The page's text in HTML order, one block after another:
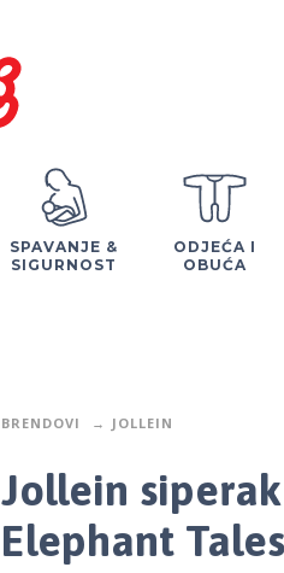
SPAVANJE &
SIGURNOST
ODJEĆA I
OBUĆA
BRENDOVI JOLLEIN
Jollein
Elephant Tales